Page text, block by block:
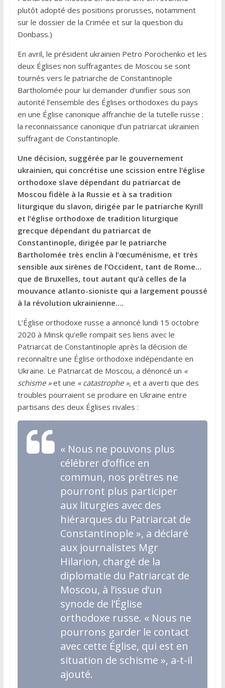
plutôt adopté des positions prorusses, notamment
sur le dossier de la Crimée et sur la question du
Donbass.)
En avril, le président ukrainien Petro Porochenko et les
deux Églises non suffragantes de Moscou se sont
tournés vers le patriarche de Constantinople
Bartholomée pour lui demander d’unifier sous son
autorité l’ensemble des Églises orthodoxes du pays
en une Église canonique affranchie de la tutelle russe :
la reconnaissance canonique d’un patriarcat ukrainien
suffragant de Constantinople.
Une décision, suggérée par le gouvernement
ukrainien, qui concrétise une scission entre l’église
orthodoxe slave dépendant du patriarcat de
Moscou fidèle à la Russie et à sa tradition
liturgique du slavon, dirigée par le patriarche Kyrill
et l’église orthodoxe de tradition liturgique
grecque dépendant du patriarcat de
Constantinople, dirigée par le patriarche
Bartholomée très enclin à l’œcuménisme, et très
sensible aux sirènes de l’Occident, tant de Rome…
que de Bruxelles, tout autant qu’à celles de la
mouvance atlanto-sioniste qui a largement poussé
à la révolution ukrainienne….
L’Église orthodoxe russe a annoncé lundi 15 octobre
2020 à Minsk qu’elle rompait ses liens avec le
Patriarcat de Constantinople après la décision de
reconnaître une Église orthodoxe indépendante en
Ukraine. Le Patriarcat de Moscou, a dénoncé un «
schisme »et une « catastrophe », et a averti que des
troubles pourraient se produire en Ukraine entre
partisans des deux Églises rivales :
« Nous ne pouvons plus
célébrer d’office en
commun, nos prêtres ne
pourront plus participer
aux liturgies avec des
hiérarques du Patriarcat de
Constantinople », a déclaré
aux journalistes Mgr
Hilarion, chargé de la
diplomatie du Patriarcat de
Moscou, à l’issue d’un
synode de l’Église
orthodoxe russe. « Nous ne
pourrons garder le contact
avec cette Église, qui est en
situation de schisme », a-t-il
ajouté.